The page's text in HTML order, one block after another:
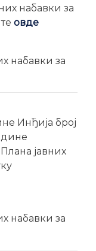
набавки за
овде
набавки за
Инђија број
јавних
набавки за